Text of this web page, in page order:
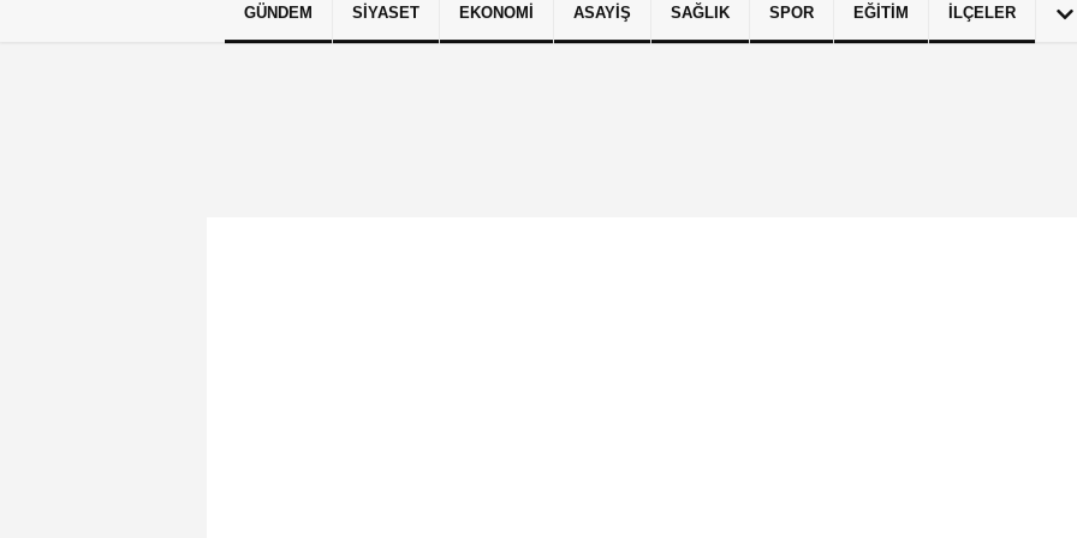
Künye İletişim Çerez Politikası Gizlilik İlkeleri
GÜNDEM SIYASET EKONOMI ASAYIŞ SAĞLIK SPOR EĞITIM İLÇELER